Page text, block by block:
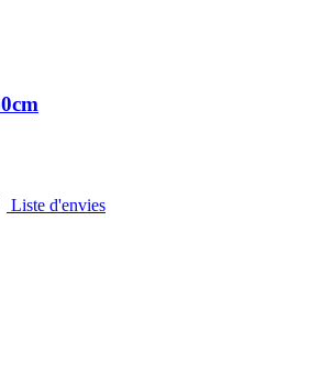
Liste d'envies